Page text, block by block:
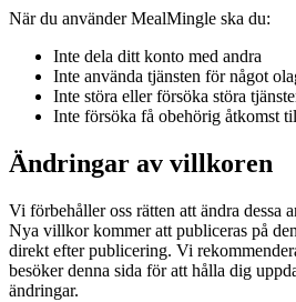
När du använder MealMingle ska du:
Inte dela ditt konto med andra
Inte använda tjänsten för något
Inte störa eller försöka störa
Inte försöka få obehörig åtkomst
Ändringar av villkoren
Vi förbehåller oss rätten att ändra dessa
Nya villkor kommer att publiceras på
direkt efter publicering. Vi
besöker denna sida för att hålla dig
ändringar.